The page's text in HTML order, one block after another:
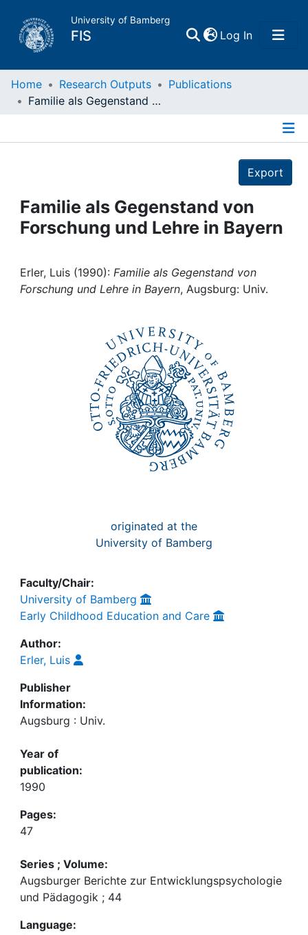
University of Bamberg
FIS Log In(current)
Home
Projects
People
Institutions
Home Research Outputs
Publications
Familie als Gegenstand von Forschung und Lehre in Bayern
Export
Familie als Gegenstand von
Forschung und Lehre in Bayern
Erler, Luis (1990): Familie als Gegenstand von
Forschung und Lehre in Bayern, Augsburg: Univ.
originated at the
University of Bamberg
Faculty/Chair:
University of Bamberg
Early Childhood Education and Care
Author:
Erler, Luis
Publisher
Information:
Augsburg : Univ.
Year of
publication:
1990
Pages:
47
Series ; Volume:
Augsburger Berichte zur Entwicklungspsychologie
und Pädagogik ; 44
Language: